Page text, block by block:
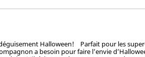
Halloween! Parfait pour les
a besoin pour faire l’envie